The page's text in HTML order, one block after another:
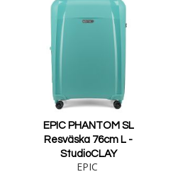
EPIC PHANTOM SL
Resväska 76cm L -
StudioCLAY
EPIC